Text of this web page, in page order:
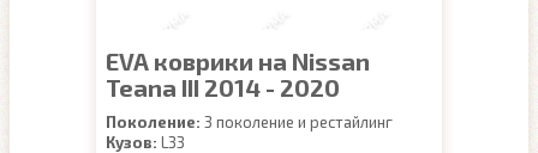
EVA коврики на Nissan
Teana III 2014 - 2020
Поколение: 3 поколение и рестайлинг
Кузов: L33